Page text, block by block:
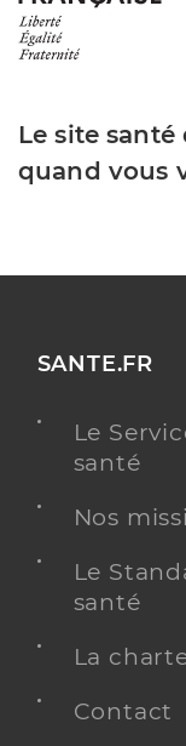
Le site santé
quand vous
SANTE.FR
Le
santé
Nos
Le
santé
La
Contact